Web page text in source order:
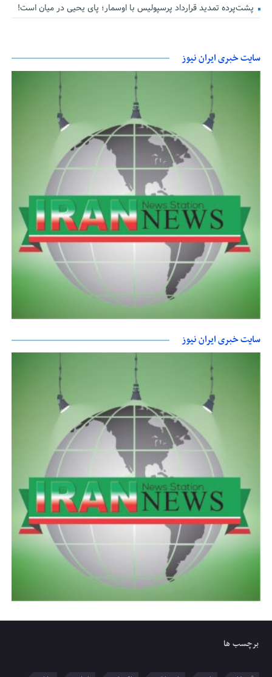
پشت‌پرده تمدید قرارداد پرسپولیس با اوسمار؛ پای یحیی در میان است!
سایت خبری ایران نیوز
سایت خبری ایران نیوز
برچسب ها